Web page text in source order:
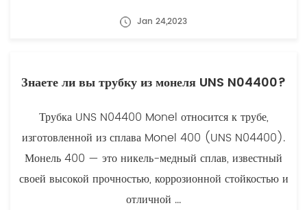
Jan 24,2023
Знаете ли вы трубку из монеля UNS N04400?
Трубка UNS N04400 Monel относится к трубе,
изготовленной из сплава Monel 400 (UNS N04400).
Монель 400 — это никель-медный сплав, известный
своей высокой прочностью, коррозионной стойкостью и
отличной ...